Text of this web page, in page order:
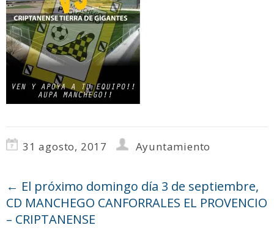
31 agosto, 2017 Ayuntamiento
← El próximo domingo día 3 de septiembre,
CD MANCHEGO CANFORRALES EL PROVENCIO
– CRIPTANENSE